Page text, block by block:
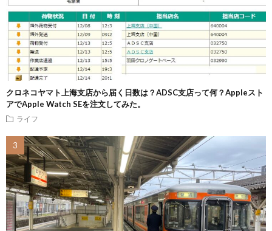
クロネコヤマト上海支店から届く日数は？ADSC支店って何？Appleスト
アでApple Watch SEを注文してみた。
ライフ